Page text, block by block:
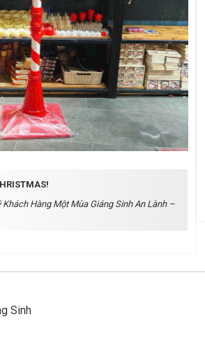
Khách Hàng Một Mùa Giáng Sinh An Lành –
Sinh